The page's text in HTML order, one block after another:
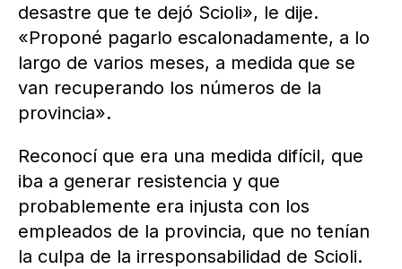
desastre que te dejó Scioli», le dije.
«Proponé pagarlo escalonadamente, a lo
largo de varios meses, a medida que se
van recuperando los números de la
provincia».
Reconocí que era una medida difícil, que
iba a generar resistencia y que
probablemente era injusta con los
empleados de la provincia, que no tenían
la culpa de la irresponsabilidad de Scioli.